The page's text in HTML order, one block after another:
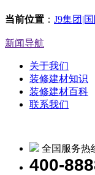
当前位置 ： J9集团|
新闻导航
关于我们
装修建材知识
装修建材百科
联系我们
全国服务热
400-